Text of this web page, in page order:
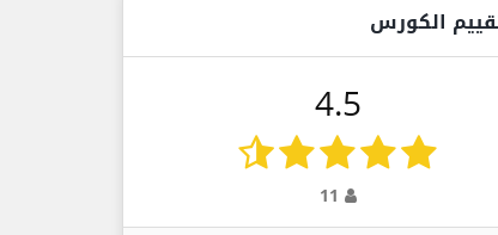
الكورس
4.5